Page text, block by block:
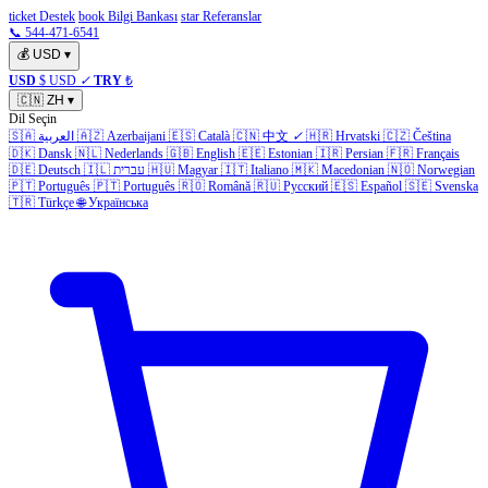
ticket Destek book Bilgi Bankası star Referanslar
📞 544-471-6541
💰 USD ▾
USD $ USD ✓ TRY ₺
🇨🇳 ZH ▾
Dil Seçin
🇸🇦 العربية 🇦🇿 Azerbaijani 🇪🇸 Català 🇨🇳 中文 ✓ 🇭🇷 Hrvatski 🇨🇿 Čeština
🇩🇰 Dansk 🇳🇱 Nederlands 🇬🇧 English 🇪🇪 Estonian 🇮🇷 Persian 🇫🇷 Français
🇩🇪 Deutsch 🇮🇱 עברית 🇭🇺 Magyar 🇮🇹 Italiano 🇲🇰 Macedonian 🇳🇴 Norwegian
🇵🇹 Português 🇵🇹 Português 🇷🇴 Română 🇷🇺 Русский 🇪🇸 Español 🇸🇪 Svenska
🇹🇷 Türkçe 🌐 Українська